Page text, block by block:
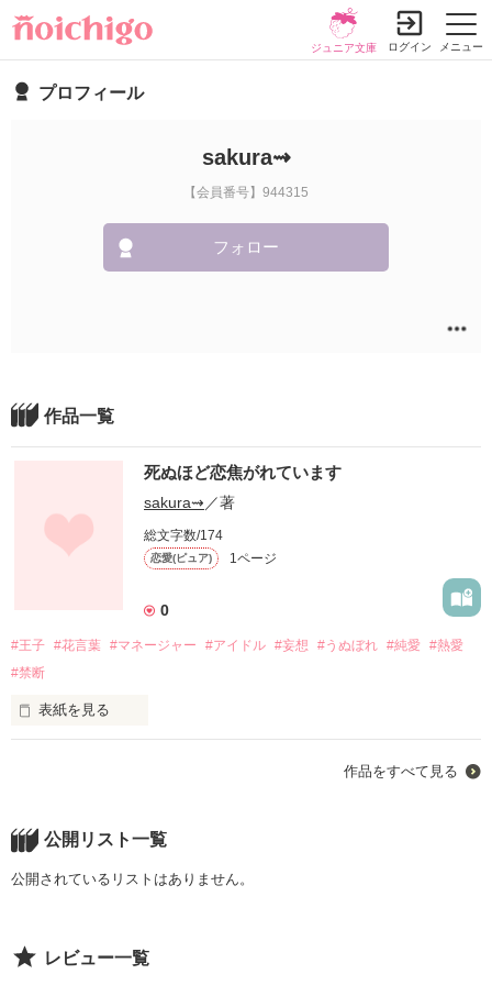
メニュー
ジュニア文庫 ログイン
プロフィール
sakura⇝︎
【会員番号】944315
フォロー
作品一覧
死ぬほど恋焦がれています
sakura⇝︎ ／著
総文字数/174
恋愛(ピュア) 1ページ
0
#王子 #花言葉 #マネージャー #アイドル #妄想 #うぬぼれ #純愛
#熱愛
#禁断
表紙を見る
あなたがくれた
その花言葉は
作品をすべて見る
公開リスト一覧
公開されているリストはありません。
レビュー一覧